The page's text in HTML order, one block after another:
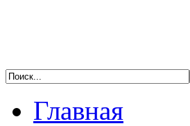
Главная